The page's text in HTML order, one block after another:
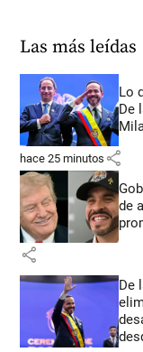
Las más leídas
Lo
De
hace 25 minutos share
de
share
De